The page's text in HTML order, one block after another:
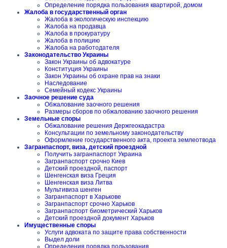
Определение порядка пользования квартирой, домом
Жалоба в государственный орган
Жалоба в экологическую инспекцию
Жалоба на продавца
Жалоба в прокуратуру
Жалоба в полицию
Жалоба на работодателя
Законодательство Украины
Закон Украины об адвокатуре
Конституция Украины
Закон Украины об охране прав на знаки
Наследование
Семейный кодекс Украины
Заочное решение суда
Обжалование заочного решения
Размеры сборов по обжалованию заочного решения
Земельные споры
Обжалование решения Держгеокадастра
Консультации по земельному законодательству
Оформление государственного акта, проекта землеотвода
Загранпаспорт, виза, детский проездной
Получить загранпаспорт Украина
Загранпаспорт срочно Киев
Детский проездной, паспорт
Шенгенская виза Греция
Шенгенская виза Литва
Мультивиза шенген
Загранпаспорт в Харькове
Загранпаспорт срочно Харьков
Загранпаспорт биометрический Харьков
Детский проездной документ Харьков
Имущественные споры
Услуги адвоката по защите права собственности
Выдел доли